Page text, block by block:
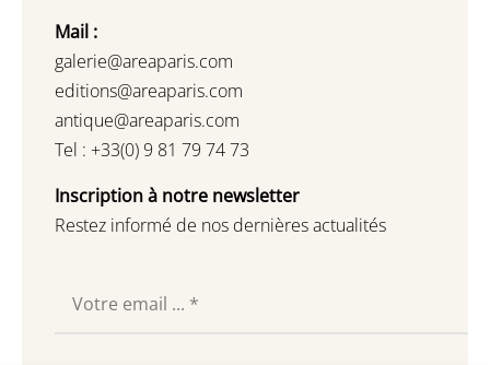
Mail :
galerie@areaparis.com
editions@areaparis.com
antique@areaparis.com
Tel : +33(0) 9 81 79 74 73
Inscription à notre newsletter
Restez informé de nos dernières actualités